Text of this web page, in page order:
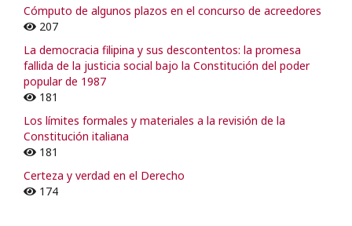
Cómputo de algunos plazos en el concurso de acreedores
207
La democracia filipina y sus descontentos: la promesa
fallida de la justicia social bajo la Constitución del poder
popular de 1987
181
Los límites formales y materiales a la revisión de la
Constitución italiana
181
Certeza y verdad en el Derecho
174